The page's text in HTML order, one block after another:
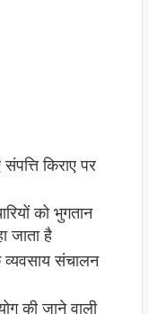
किराए पर
को भुगतान
जाता है
व्यवसाय संचालन
की जाने वाली